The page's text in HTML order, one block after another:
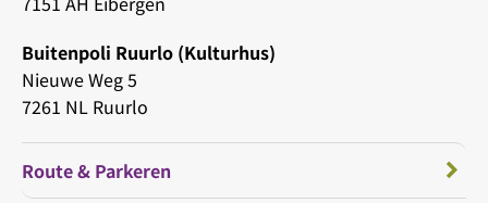
Buitenpoli Ruurlo (Kulturhus)
Nieuwe Weg 5
7261 NL Ruurlo
Route & Parkeren